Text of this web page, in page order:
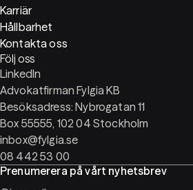
Advokatfirman Fylgia KB
Besöksadress: Nybrogatan 11
Box 55555, 102 04 Stockholm
inbox@fylgia.se
08 442 53 00
Följ oss
LinkedIn
Karriär
Hållbarhet
Kontakta oss
Prenumerera på vårt nyhetsbrev